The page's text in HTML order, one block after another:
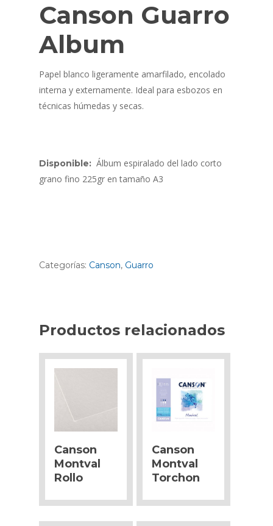
Canson Guarro
Album
Papel blanco ligeramente amarfilado, encolado
interna y externamente. Ideal para esbozos en
técnicas húmedas y secas.
Disponible: Álbum espiralado del lado corto
grano fino 225gr en tamaño A3
Categorías: Canson, Guarro
Productos relacionados
Canson
Montval
Rollo
Canson
Montval
Torchon